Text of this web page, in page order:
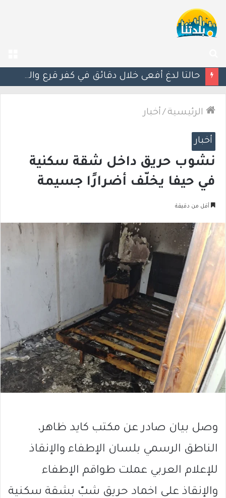
عن
مصرع الفتى محمد جمعة القرناوي (17 عامًا) في حادث سير مروّع في عرعرة النقب
الرئيسية / أخبار
أخبار
نشوب حريق داخل شقة سكنية
في حيفا يخلّف أضرارًا جسيمة
أقل من دقيقة
وصل بيان صادر عن مكتب كايد ظاهر،
الناطق الرسمي بلسان الإطفاء والإنقاذ
للإعلام العربي عملت طواقم الإطفاء
والإنقاذ على اخماد حريق شبّ بشقة سكنية